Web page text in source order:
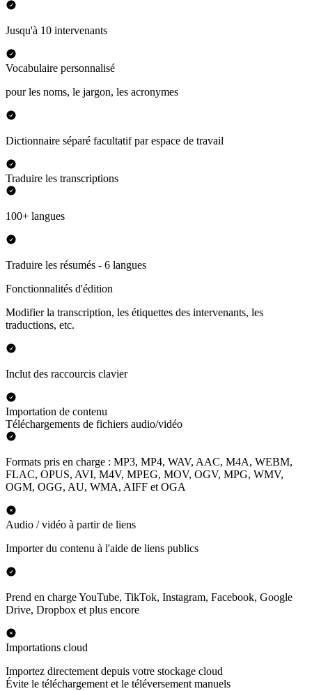
Jusqu'à 10 intervenants
Vocabulaire personnalisé
pour les noms, le jargon, les acronymes
Dictionnaire séparé facultatif par espace de travail
Traduire les transcriptions
100+ langues
Traduire les résumés - 6 langues
Fonctionnalités d'édition
Modifier la transcription, les étiquettes des intervenants, les
traductions, etc.
Inclut des raccourcis clavier
Importation de contenu
Téléchargements de fichiers audio/vidéo
Formats pris en charge : MP3, MP4, WAV, AAC, M4A, WEBM,
FLAC, OPUS, AVI, M4V, MPEG, MOV, OGV, MPG, WMV,
OGM, OGG, AU, WMA, AIFF et OGA
Audio / vidéo à partir de liens
Importer du contenu à l'aide de liens publics
Prend en charge YouTube, TikTok, Instagram, Facebook, Google
Drive, Dropbox et plus encore
Importations cloud
Importez directement depuis votre stockage cloud
Évite le téléchargement et le téléversement manuels